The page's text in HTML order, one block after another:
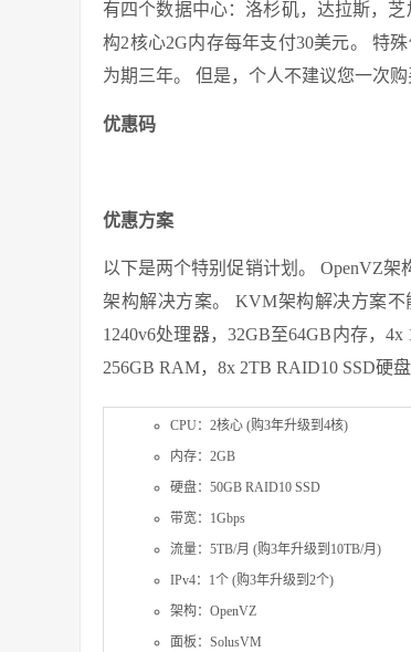
有四个数据中心：洛杉矶，达拉斯，
构2核心2G内存每年支付30美元。 特
为期三年。 但是，个人不建议您一次
优惠码
优惠方案
以下是两个特别促销计划。 OpenVZ
架构解决方案。 KVM架构解决方案不
1240v6处理器，32GB至64GB内存，
256GB RAM，8x 2TB RAID10 SSD硬盘
CPU：2核心 (购3年升级到4核)
内存：2GB
硬盘：50GB RAID10 SSD
带宽：1Gbps
流量：5TB/月 (购3年升级到10TB/月)
IPv4：1个 (购3年升级到2个)
架构：OpenVZ
面板：SolusVM